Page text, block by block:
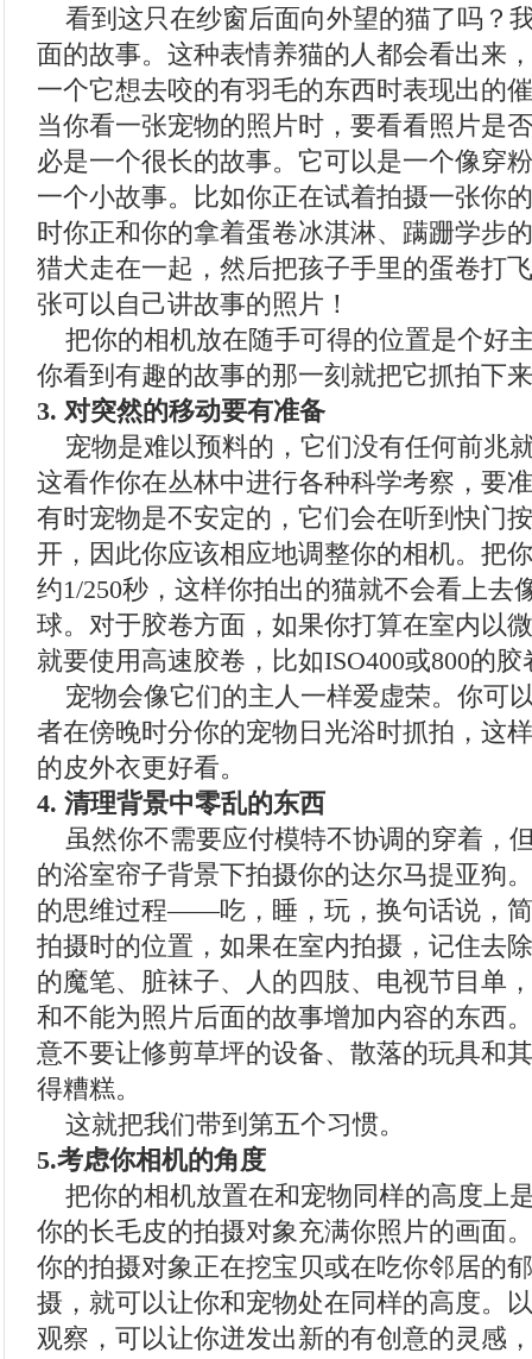
看到这只在纱窗后面向外望的猫了吗？
面的故事。这种表情养猫的人都会看出来
一个它想去咬的有羽毛的东西时表现出的
当你看一张宠物的照片时，要看看照片是
必是一个很长的故事。它可以是一个像穿
一个小故事。比如你正在试着拍摄一张你
时你正和你的拿着蛋卷冰淇淋、蹒跚学步
猎犬走在一起，然后把孩子手里的蛋卷打
张可以自己讲故事的照片！
把你的相机放在随手可得的位置是个好
你看到有趣的故事的那一刻就把它抓拍下
3. 对突然的移动要有准备
宠物是难以预料的，它们没有任何前兆
这看作你在丛林中进行各种科学考察，要
有时宠物是不安定的，它们会在听到快门
开，因此你应该相应地调整你的相机。把
约1/250秒，这样你拍出的猫就不会看上去
球。对于胶卷方面，如果你打算在室内以
就要使用高速胶卷，比如ISO400或800的胶
宠物会像它们的主人一样爱虚荣。你可
者在傍晚时分你的宠物日光浴时抓拍，这
的皮外衣更好看。
4. 清理背景中零乱的东西
虽然你不需要应付模特不协调的穿着，
的浴室帘子背景下拍摄你的达尔马提亚狗
的思维过程——吃，睡，玩，换句话说，
拍摄时的位置，如果在室内拍摄，记住
的魔笔、脏袜子、人的四肢、电视节目单
和不能为照片后面的故事增加内容的东西
意不要让修剪草坪的设备、散落的玩具和
得糟糕。
这就把我们带到第五个习惯。
5.考虑你相机的角度
把你的相机放置在和宠物同样的高度上
你的长毛皮的拍摄对象充满你照片的画面
你的拍摄对象正在挖宝贝或在吃你邻居的
摄，就可以让你和宠物处在同样的高度。
观察，可以让你迸发出新的有创意的灵感